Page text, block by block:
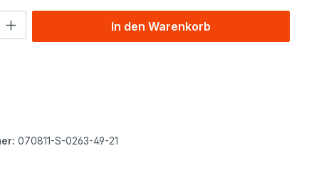
Gib den gewünschten Wert ein oder benutze die Schaltflächen
In den Warenkorb
070811-S-0263-49-21